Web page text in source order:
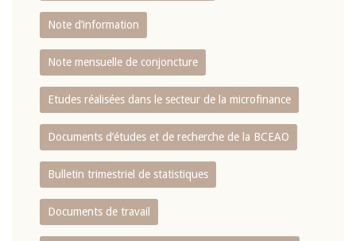
Note d’information
Note mensuelle de conjoncture
Etudes réalisées dans le secteur de la microfinance
Documents d’études et de recherche de la BCEAO
Bulletin trimestriel de statistiques
Documents de travail